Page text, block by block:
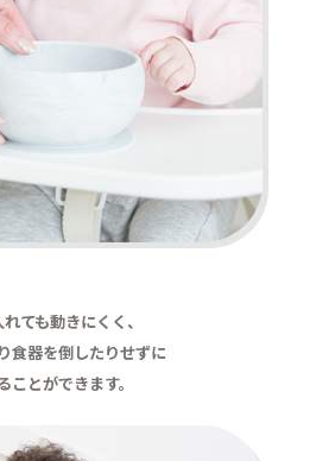
ても動きにくく、
食器を倒したりせずに
ことができます。